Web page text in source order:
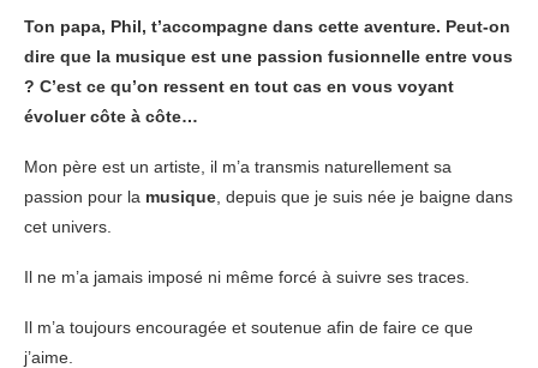
Ton papa, Phil, t’accompagne dans cette aventure. Peut-on
dire que la musique est une passion fusionnelle entre vous
? C’est ce qu’on ressent en tout cas en vous voyant
évoluer côte à côte…
Mon père est un artiste, il m’a transmis naturellement sa
passion pour la musique , depuis que je suis née je baigne dans
cet univers.
Il ne m’a jamais imposé ni même forcé à suivre ses traces.
Il m’a toujours encouragée et soutenue afin de faire ce que
j’aime.